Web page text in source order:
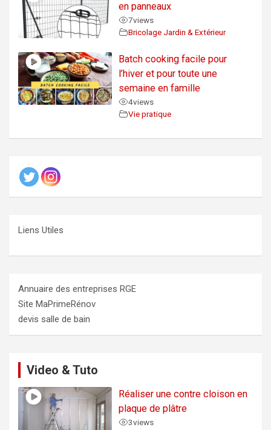
en panneaux
7views
Bricolage Jardin & Extérieur
Batch cooking facile pour
l’hiver et pour toute une
semaine en famille
4views
Vie pratique
Liens Utiles
Annuaire des entreprises RGE
Site MaPrimeRénov
devis salle de bain
Video & Tuto
Réaliser une contre cloison en
plaque de plâtre
3views